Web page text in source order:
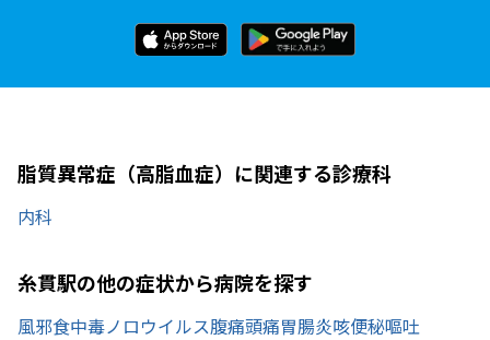
脂質異常症（高脂血症）に関連する診療科
内科
糸貫駅の他の症状から病院を探す
風邪食中毒ノロウイルス腹痛頭痛胃腸炎咳便秘嘔吐